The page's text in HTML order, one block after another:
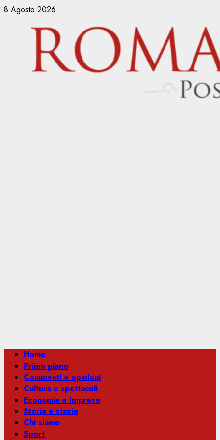
Vai
contenuto
8 Agosto 2026
Menu
principale
Home
Primo piano
Commenti e opinioni
Cultura e spettacoli
Economia e Imprese
Storia e storie
Chi siamo
Sport